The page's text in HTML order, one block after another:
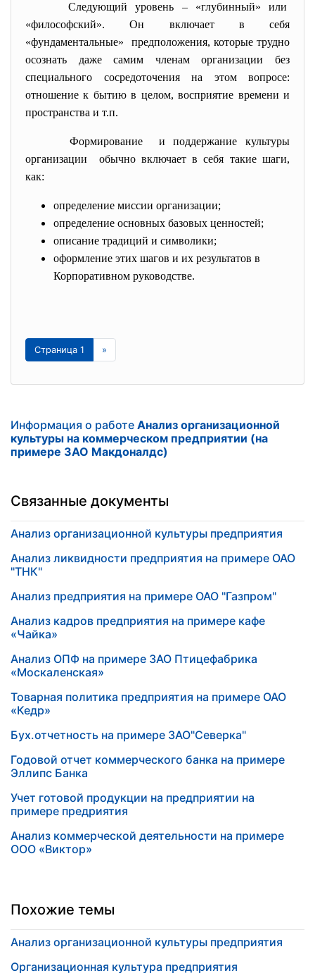
Следующий уровень – «глубинный» или
«философский». Он включает в себя
«фундаментальные» предположения, которые трудно
осознать даже самим членам организации без
специального сосредоточения на этом вопросе:
отношение к бытию в целом, восприятие времени и
пространства и т.п.
Формирование и поддержание культуры
организации обычно включает в себя такие шаги,
как:
определение миссии организации;
определение основных базовых ценностей;
описание традиций и символики;
оформление этих шагов и их результатов в
Корпоративном руководстве.
Страница 1 »
Информация о работе Анализ организационной
культуры на коммерческом предприятии (на
примере ЗАО Макдоналдс)
Связанные документы
Анализ организационной культуры предприятия
Анализ ликвидности предприятия на примере ОАО
"ТНК"
Анализ предприятия на примере ОАО "Газпром"
Анализ кадров предприятия на примере кафе
«Чайка»
Анализ ОПФ на примере ЗАО Птицефабрика
«Москаленская»
Товарная политика предприятия на примере ОАО
«Кедр»
Бух.отчетность на примере ЗАО"Северка"
Годовой отчет коммерческого банка на примере
Эллипс Банка
Учет готовой продукции на предприятии на
примере предриятия
Анализ коммерческой деятельности на примере
ООО «Виктор»
Похожие темы
Анализ организационной культуры предприятия
Организационная культура предприятия